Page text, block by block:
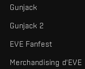
Gunjack
Gunjack 2
EVE Fanfest
Merchandising d'EVE